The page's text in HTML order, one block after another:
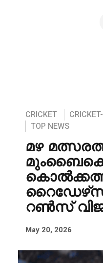
CRICKET
TOP NEWS
മഴ
റൺസ്
May 20, 2026